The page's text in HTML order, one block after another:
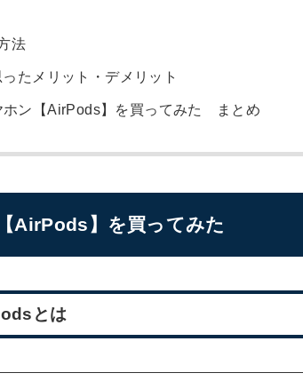
法
たメリット・デメリット
ホン【AirPods】を買ってみた まとめ
AirPods】を買ってみた
とは